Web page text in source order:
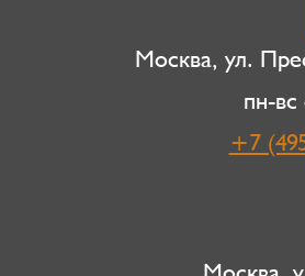
Москва, ул.
пн-
+7